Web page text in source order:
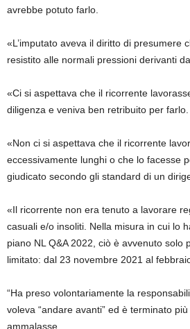
avrebbe potuto farlo.
«L’imputato aveva il diritto di presumere
resistito alle normali pressioni derivanti
«Ci ​​si aspettava che il ricorrente
diligenza e veniva ben retribuito per farlo.
«Non ci si aspettava che il ricorrente
eccessivamente lunghi o che lo facesse
giudicato secondo gli standard di un
«Il ricorrente non era tenuto a lavorare
casuali e/o insoliti. Nella misura in cui lo
piano NL Q&A 2022, ciò è avvenuto solo
limitato: dal 23 novembre 2021 al
“Ha preso volontariamente la
voleva “andare avanti” ed è terminato
ammalasse.